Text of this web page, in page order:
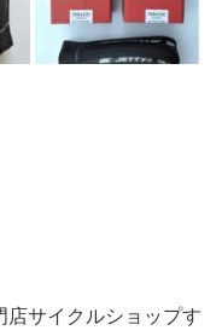
サイクルショップす